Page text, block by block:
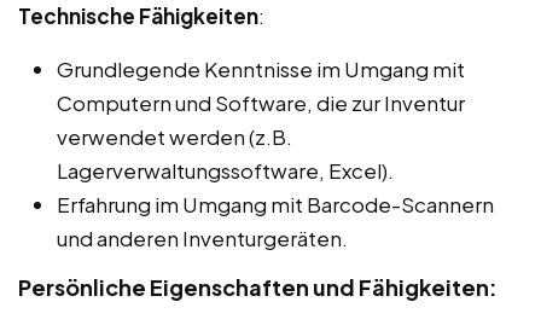
Technische Fähigkeiten:
Grundlegende Kenntnisse im Umgang mit
Computern und Software, die zur Inventur
verwendet werden (z.B.
Lagerverwaltungssoftware, Excel).
Erfahrung im Umgang mit Barcode-Scannern
und anderen Inventurgeräten.
Persönliche Eigenschaften und Fähigkeiten: